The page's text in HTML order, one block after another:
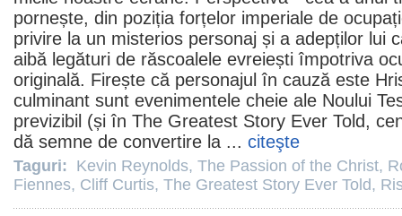
pornește, din poziția forțelor imperiale de
privire la un misterios personaj și a adepților lui
aibă legături de răscoalele evreiești împotriva
originală. Firește că personajul în cauză este
culminant sunt evenimentele cheie ale Noului
previzibil (și în The Greatest Story Ever Told,
dă semne de convertire la ... citeşte
Taguri: Kevin Reynolds, The Passion of the Christ,
Fiennes, Cliff Curtis, The Greatest Story Ever Told,